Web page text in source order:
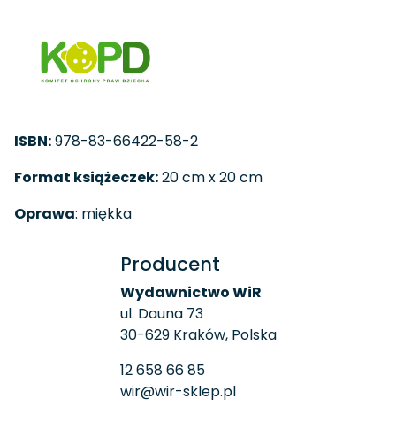
ISBN:978-83-66422-58-2
Format książeczek:20 cm x 20 cm
Oprawa: miękka
Producent
Wydawnictwo WiR
ul. Dauna 73
30-629 Kraków, Polska
12 658 66 85
wir@wir-sklep.pl